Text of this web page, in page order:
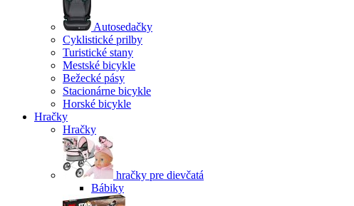
Autosedačky
Cyklistické prilby
Turistické stany
Mestské bicykle
Bežecké pásy
Stacionárne bicykle
Horské bicykle
Hračky
Hračky
hračky pre dievčatá
Bábiky